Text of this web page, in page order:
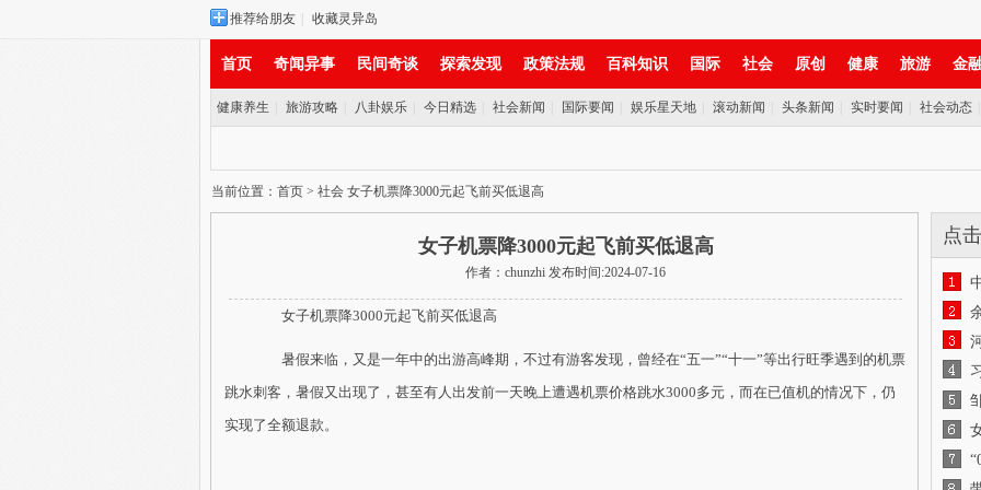
推荐给朋友 收藏灵异岛
首页 奇闻异事 民间奇谈 探索发现 政策法规 百科知识 国际 社会 原创 健康 旅游 金
实时新闻
健康养生 旅游攻略 八卦娱乐 今日精选 社会新闻 国际要闻 娱乐星天地 滚动新闻 头条新闻 实时要闻 社会动态
当前位置： 首页 > 社会 女子机票降3000元起飞前买低退高
女子机票降3000元起飞前买低退高
作者：chunzhi 发布时间:2024-07-16
女子机票降3000元起飞前买低退高
暑假来临，又是一年中的出游高峰期，不过有游客发现，曾经在“五一”“十一”等出行旺季遇到的机票
跳水刺客，暑假又出现了，甚至有人出发前一天晚上遭遇机票价格跳水3000多元，而在已值机的情况下，仍
实现了全额退款。
点